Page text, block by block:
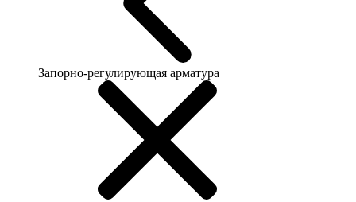
Запорно-регулирующая арматура